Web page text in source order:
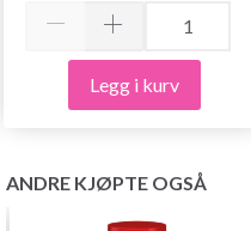
Legg i kurv
ANDRE KJØPTE OGSÅ